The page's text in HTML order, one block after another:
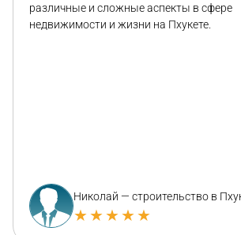
различные и сложные аспекты в сфере
недвижимости и жизни на Пхукете.
Николай — строительство в
★★★★★